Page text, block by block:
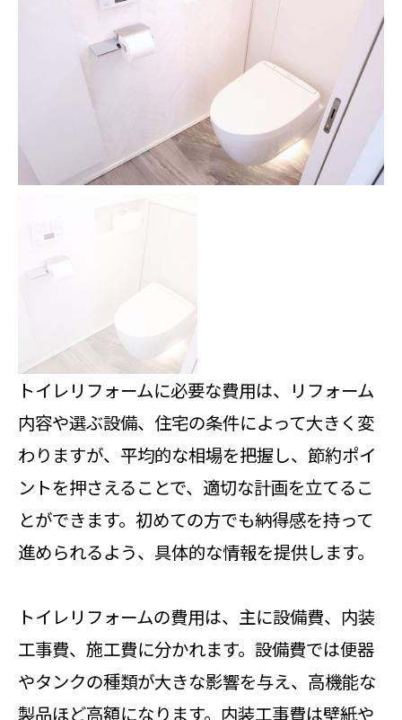
トイレリフォームに必要な費用は、リフォーム
内容や選ぶ設備、住宅の条件によって大きく変
わりますが、平均的な相場を把握し、節約ポイ
ントを押さえることで、適切な計画を立てるこ
とができます。初めての方でも納得感を持って
進められるよう、具体的な情報を提供します。
トイレリフォームの費用は、主に設備費、内装
工事費、施工費に分かれます。設備費では便器
やタンクの種類が大きな影響を与え、高機能な
製品ほど高額になります。内装工事費は壁紙や